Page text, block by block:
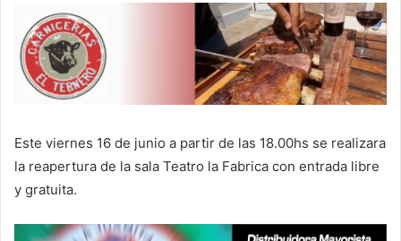
Este viernes 16 de junio a partir de las 18.00hs se realizara
la reapertura de la sala Teatro la Fabrica con entrada libre
y gratuita.